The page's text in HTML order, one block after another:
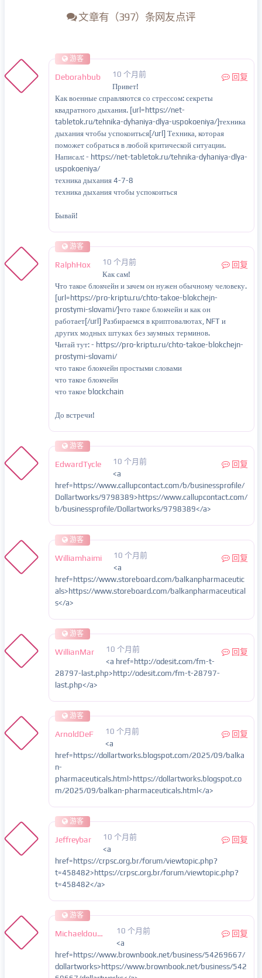
文章有（397）条网友点评
游客
回复
Deborahbub
10 个月前
Привет!
Как военные справляются со стрессом: секреты
квадратного дыхания. [url=https://net-
tabletok.ru/tehnika-dyhaniya-dlya-uspokoeniya/]техника
дыхания чтобы успокоиться[/url] Техника, которая
поможет собраться в любой критической ситуации.
Написал: - https://net-tabletok.ru/tehnika-dyhaniya-dlya-
uspokoeniya/
техника дыхания 4-7-8
техника дыхания чтобы успокоиться
Бывай!
游客
回复
RalphHox
10 个月前
Как сам!
Что такое блокчейн и зачем он нужен обычному человеку.
[url=https://pro-kriptu.ru/chto-takoe-blokchejn-
prostymi-slovami/]что такое блокчейн и как он
работает[/url] Разбираемся в криптовалютах, NFT и
других модных штуках без заумных терминов.
Читай тут: - https://pro-kriptu.ru/chto-takoe-blokchejn-
prostymi-slovami/
что такое блокчейн простыми словами
что такое блокчейн
что такое blockchain
До встречи!
游客
回复
EdwardTycle
10 个月前
<a
href=https://www.callupcontact.com/b/businessprofile/
Dollartworks/9798389>https://www.callupcontact.com/
b/businessprofile/Dollartworks/9798389</a>
游客
回复
Williamhaimi
10 个月前
<a
href=https://www.storeboard.com/balkanpharmaceutic
als>https://www.storeboard.com/balkanpharmaceutical
s</a>
游客
回复
WillianMar
10 个月前
<a href=http://odesit.com/fm-t-
28797-last.php>http://odesit.com/fm-t-28797-
last.php</a>
游客
回复
ArnoldDeF
10 个月前
<a
href=https://dollartworks.blogspot.com/2025/09/balka
n-
pharmaceuticals.html>https://dollartworks.blogspot.co
m/2025/09/balkan-pharmaceuticals.html</a>
游客
回复
Jeffreybar
10 个月前
<a
href=https://crpsc.org.br/forum/viewtopic.php?
t=458482>https://crpsc.org.br/forum/viewtopic.php?
t=458482</a>
游客
回复
Michaeldough
10 个月前
<a
href=https://www.brownbook.net/business/54269667/
dollartworks>https://www.brownbook.net/business/542